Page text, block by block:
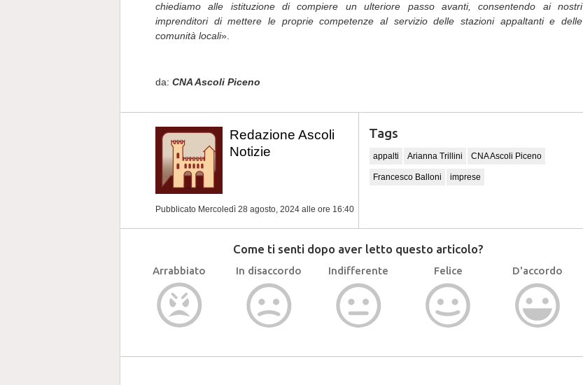
chiediamo alle istituzione di compiere un ulteriore passo avanti, consentendo ai nostri
imprenditori di mettere le proprie competenze al servizio delle stazioni appaltanti e delle
comunità locali».
da: CNA Ascoli Piceno
Redazione Ascoli
Notizie
Pubblicato Mercoledì 28 agosto, 2024 alle ore 16:40
Tags
appalti Arianna Trillini CNA Ascoli Piceno
Francesco Balloni imprese
Come ti senti dopo aver letto questo articolo?
Arrabbiato In disaccordo Indifferente Felice D'accordo